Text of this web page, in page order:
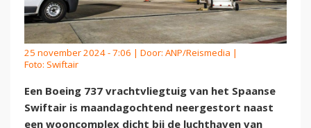
25 november 2024 - 7:06 | Door: ANP/Reismedia |
Foto: Swiftair
Een Boeing 737 vrachtvliegtuig van het Spaanse
Swiftair is maandagochtend neergestort naast
een wooncomplex dicht bij de luchthaven van